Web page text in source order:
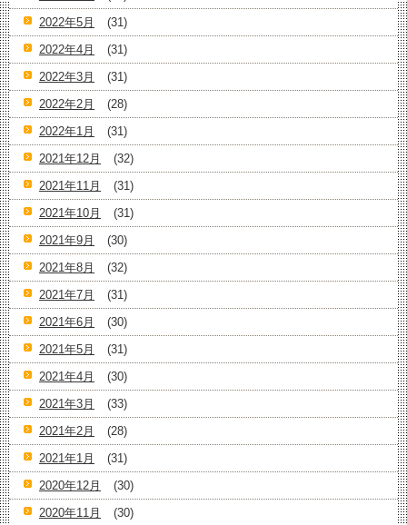
2022年5月
(31)
2022年4月
(31)
2022年3月
(31)
2022年2月
(28)
2022年1月
(31)
2021年12月
(32)
2021年11月
(31)
2021年10月
(31)
2021年9月
(30)
2021年8月
(32)
2021年7月
(31)
2021年6月
(30)
2021年5月
(31)
2021年4月
(30)
2021年3月
(33)
2021年2月
(28)
2021年1月
(31)
2020年12月
(30)
2020年11月
(30)